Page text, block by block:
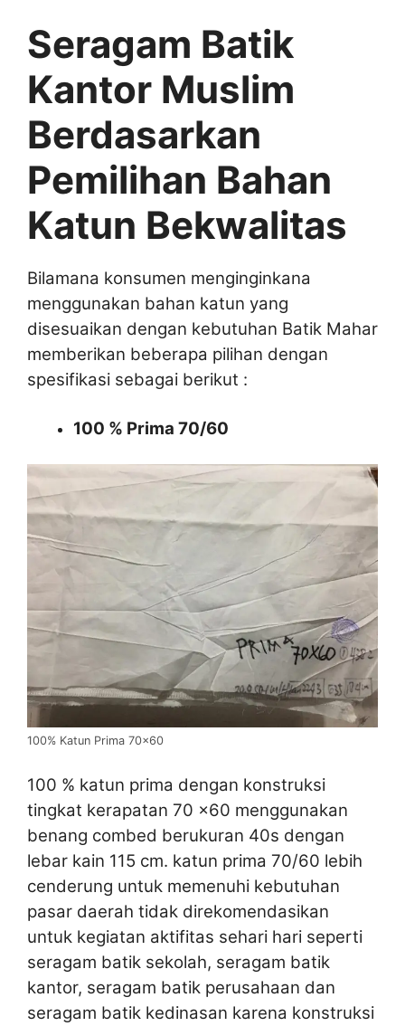
Seragam Batik
Kantor Muslim
Berdasarkan
Pemilihan Bahan
Katun Bekwalitas
Bilamana konsumen menginginkana
menggunakan bahan katun yang
disesuaikan dengan kebutuhan Batik Mahar
memberikan beberapa pilihan dengan
spesifikasi sebagai berikut :
100 % Prima 70/60
100% Katun Prima 70×60
100 % katun prima dengan konstruksi
tingkat kerapatan 70 x60 menggunakan
benang combed berukuran 40s dengan
lebar kain 115 cm. katun prima 70/60 lebih
cenderung untuk memenuhi kebutuhan
pasar daerah tidak direkomendasikan
untuk kegiatan aktifitas sehari hari seperti
seragam batik sekolah, seragam batik
kantor, seragam batik perusahaan dan
seragam batik kedinasan karena konstruksi